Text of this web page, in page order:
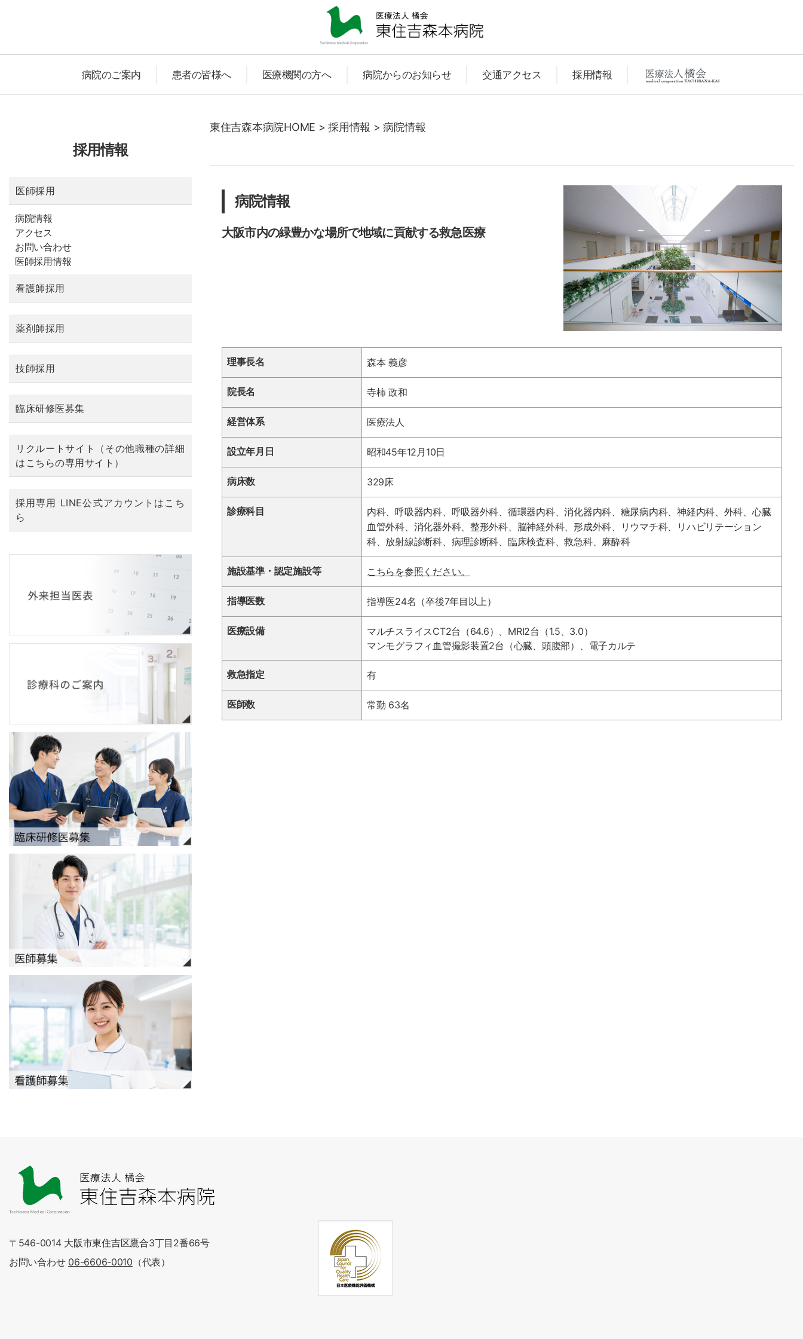
東
住
病
院
医
療
人
病院のご案内 患者の皆様へ 医療機関の方へ 病院からのお知らせ 交通アクセス 採用情報
東住吉森本病院HOME > 採用情報 > 病院情報
採用情報
医師採用
病院情報
アクセス
お問い合わせ
医師採用情報
看護師採用
薬剤師採用
技師採用
臨床研修医募集
リクルートサイト（その他職種の詳細
はこちらの専用サイト）
採用専用 LINE公式アカウントはこち
ら
病院情報
大阪市内の緑豊かな場所で地域に貢献する救急医療
理事長名 森本 義彦
院長名 寺柿 政和
経営体系 医療法人
設立年月日 昭和45年12月10日
病床数 329床
診療科目
内科、呼吸器内科、呼吸器外科、循環器内科、消化器内科、糖尿病内科、神経内科、外科、心臓
血管外科、消化器外科、整形外科、脳神経外科、形成外科、リウマチ科、リハビリテーション
科、放射線診断科、病理診断科、臨床検査科、救急科、麻酔科
施設基準・認定施設等 こちらを参照ください。
指導医数 指導医24名（卒後7年目以上）
医療設備
マルチスライスCT2台（64.6）、MRI2台（1.5、3.0）
マンモグラフィ血管撮影装置2台（心臓、頭腹部）、電子カルテ
救急指定 有
医師数 常勤 63名
〒546-0014 大阪市東住吉区鷹合3丁目2番66号
お問い合わせ 06-6606-0010 （代表）